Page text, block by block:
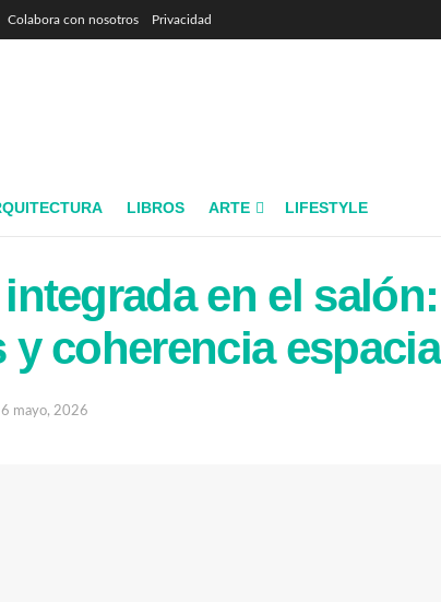
Colabora con nosotros Privacidad
LIBROS ARTE LIFESTYLE
en el
y coherencia
6 mayo, 2026